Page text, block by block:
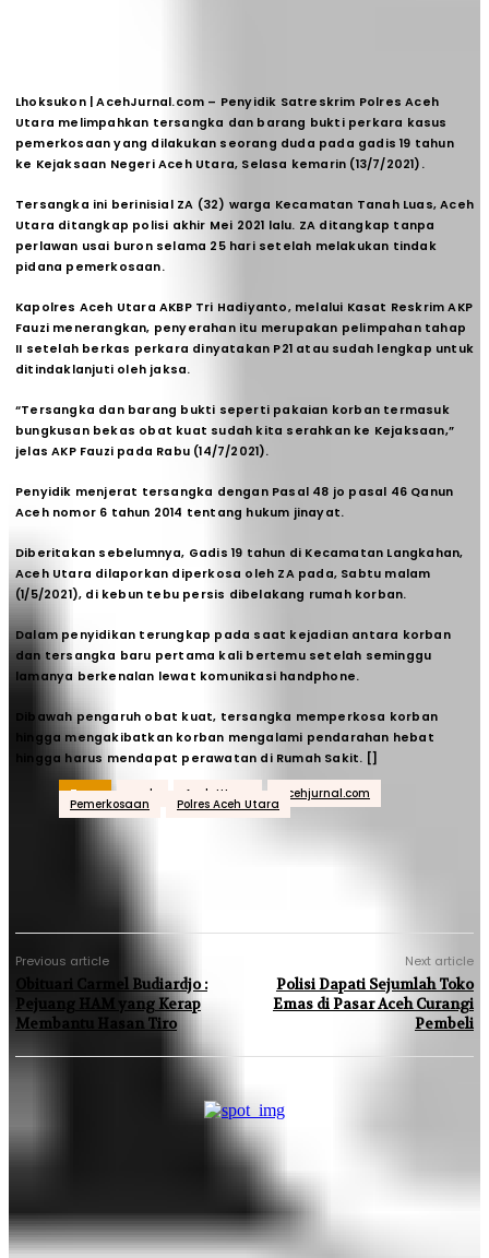
Lhoksukon | AcehJurnal.com – Penyidik Satreskrim Polres Aceh
Utara melimpahkan tersangka dan barang bukti perkara kasus
pemerkosaan yang dilakukan seorang duda pada gadis 19 tahun
ke Kejaksaan Negeri Aceh Utara, Selasa kemarin (13/7/2021).
Tersangka ini berinisial ZA (32) warga Kecamatan Tanah Luas, Aceh
Utara ditangkap polisi akhir Mei 2021 lalu. ZA ditangkap tanpa
perlawan usai buron selama 25 hari setelah melakukan tindak
pidana pemerkosaan.
Kapolres Aceh Utara AKBP Tri Hadiyanto, melalui Kasat Reskrim AKP
Fauzi menerangkan, penyerahan itu merupakan pelimpahan tahap
II setelah berkas perkara dinyatakan P21 atau sudah lengkap untuk
ditindaklanjuti oleh jaksa.
“Tersangka dan barang bukti seperti pakaian korban termasuk
bungkusan bekas obat kuat sudah kita serahkan ke Kejaksaan,”
jelas AKP Fauzi pada Rabu (14/7/2021).
Penyidik menjerat tersangka dengan Pasal 48 jo pasal 46 Qanun
Aceh nomor 6 tahun 2014 tentang hukum jinayat.
Diberitakan sebelumnya, Gadis 19 tahun di Kecamatan Langkahan,
Aceh Utara dilaporkan diperkosa oleh ZA pada, Sabtu malam
(1/5/2021), di kebun tebu persis dibelakang rumah korban.
Dalam penyidikan terungkap pada saat kejadian antara korban
dan tersangka baru pertama kali bertemu setelah seminggu
lamanya berkenalan lewat komunikasi handphone.
Dibawah pengaruh obat kuat, tersangka memperkosa korban
hingga mengakibatkan korban mengalami pendarahan hebat
hingga harus mendapat perawatan di Rumah Sakit. []
Tags aceh Aceh Utara acehjurnal.com
Pemerkosaan Polres Aceh Utara
Previous article
Obituari Carmel Budiardjo :
Pejuang HAM yang Kerap
Membantu Hasan Tiro
Next article
Polisi Dapati Sejumlah Toko
Emas di Pasar Aceh Curangi
Pembeli